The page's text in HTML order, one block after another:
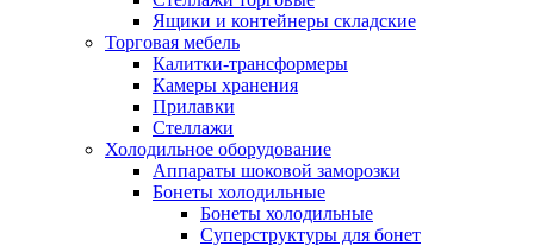
Ящики и контейнеры складские
Торговая мебель
Калитки-трансформеры
Камеры хранения
Прилавки
Стеллажи
Холодильное оборудование
Аппараты шоковой заморозки
Бонеты холодильные
Бонеты холодильные
Суперструктуры для бонет